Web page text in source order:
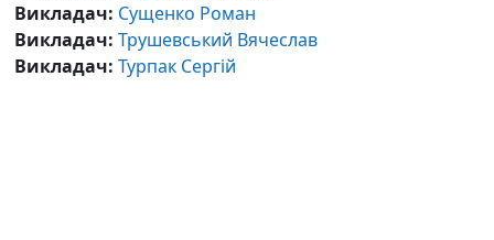
Викладач: Сущенко Роман
Викладач: Трушевський Вячеслав
Викладач: Турпак Сергій